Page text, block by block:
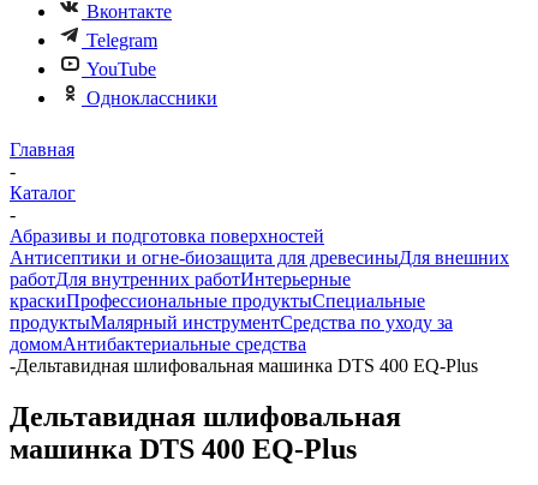
Вконтакте
Telegram
YouTube
Одноклассники
Главная
-
Каталог
-
Абразивы и подготовка поверхностей
Антисептики и огне-биозащита для древесиныДля внешних
работДля внутренних работИнтерьерные
краскиПрофессиональные продуктыСпециальные
продуктыМалярный инструментСредства по уходу за
домомАнтибактериальные средства
-Дельтавидная шлифовальная машинка DTS 400 EQ-Plus
Дельтавидная шлифовальная
машинка DTS 400 EQ-Plus